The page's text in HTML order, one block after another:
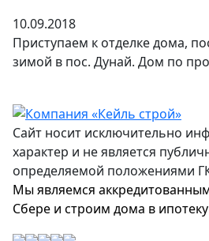
10.09.2018
Приступаем к отделке дома,
зимой в пос. Дунай. Дом по
Сайт носит исключительно
характер и не является
определяемой положениями
Мы являемся
Сбере и строим дома в ипотеку